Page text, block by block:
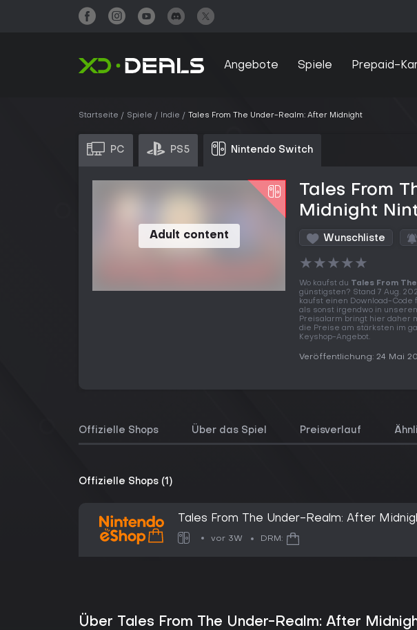
Angebote Spiele Prepaid-
Startseite Spiele Indie Tales From The Under-Realm: After Midnight
PC PS5 Nintendo Switch
Adult content
Tales From
Midnight
Wunschliste
★★★★★
Wo kaufst du Tales From
günstigsten? Stand 7 Aug.
kaufst einen Download-Code
als sonst irgendwo in
Preisalarm bringt hier daher
die Preise am stärksten im
Keyshop-Angebot.
Veröffentlichung: 24 Mai
Offizielle Shops Über das Spiel Preisverlauf
Offizielle Shops (1)
Tales From The Under-Realm: After
vor 3W DRM:
Über Tales From The Under-Realm: After